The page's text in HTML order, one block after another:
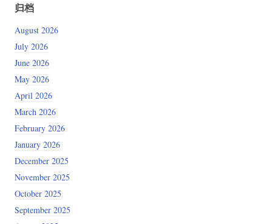
归档
August 2026
July 2026
June 2026
May 2026
April 2026
March 2026
February 2026
January 2026
December 2025
November 2025
October 2025
September 2025